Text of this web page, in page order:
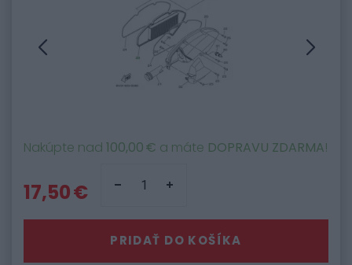
Nakúpte nad 100,00 € a máte DOPRAVU ZDARMA!
17,50 €
PRIDAŤ DO KOŠÍKA